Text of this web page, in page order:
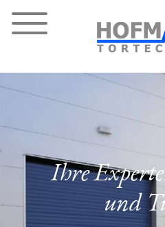
Ihre
und